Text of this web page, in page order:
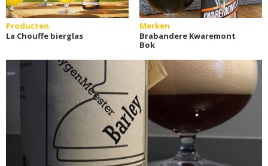
Producten
La Chouffe bierglas
Merken
Brabandere Kwaremont
Bok